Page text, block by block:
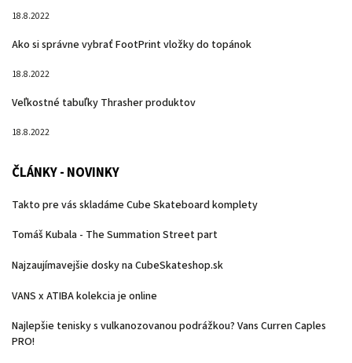
18.8.2022
Ako si správne vybrať FootPrint vložky do topánok
18.8.2022
Veľkostné tabuľky Thrasher produktov
18.8.2022
ČLÁNKY - NOVINKY
Takto pre vás skladáme Cube Skateboard komplety
Tomáš Kubala - The Summation Street part
Najzaujímavejšie dosky na CubeSkateshop.sk
VANS x ATIBA kolekcia je online
Najlepšie tenisky s vulkanozovanou podrážkou? Vans Curren Caples
PRO!